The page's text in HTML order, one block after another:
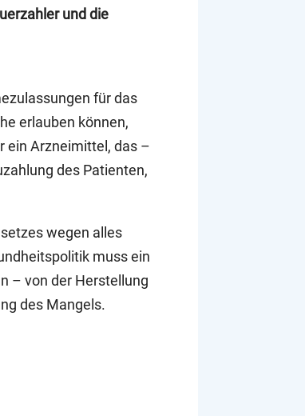
und die
für das
erlauben können,
ein Arzneimittel, das –
des Patienten,
wegen alles
muss ein
– von der Herstellung
des Mangels.